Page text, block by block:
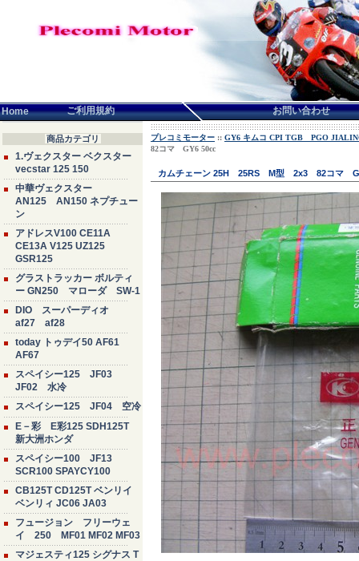
Home ご利用規約 お問い合わせ
商品カテゴリ
1.ヴェクスター ベクスター
vecstar 125 150
中華ヴェクスター
AN125 AN150 ネプチュー
ン
アドレスV100 CE11A
CE13A V125 UZ125
GSR125
グラストラッカー ボルティ
ー GN250 マローダ SW-1
DIO スーパーディオ
af27 af28
today トゥデイ50 AF61
AF67
スペイシー125 JF03
JF02 水冷
スペイシー125 JF04 空冷
E－彩 E彩125 SDH125T
新大洲ホンダ
スペイシー100 JF13
SCR100 SPAYCY100
CB125T CD125T ベンリイ
ベンリィ JC06 JA03
フュージョン フリーウェ
イ 250 MF01 MF02 MF03
マジェスティ125 シグナス T
プレコミモーター :: GY6 キムコ CPI TGB PGO
82コマ GY6 50cc
カムチェーン 25H 25RS M型 2x3 82コマ